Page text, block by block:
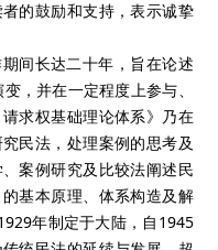
的鼓励和支持，表示诚挚
间长达二十年，旨在论述
，并在一定程度上参与、
求权基础理论体系》乃在
民法，处理案例的思考及
案例研究及比较法阐述民
基本原理、体系构造及解
年制定于大陆，自1945